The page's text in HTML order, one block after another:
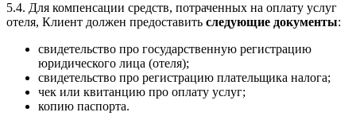
5.4. Для компенсации средств, потраченных на оплату услуг
отеля, Клиент должен предоставить следующие документы:
свидетельство про государственную регистрацию
юридического лица (отеля);
свидетельство про регистрацию плательщика налога;
чек или квитанцию про оплату услуг;
копию паспорта.